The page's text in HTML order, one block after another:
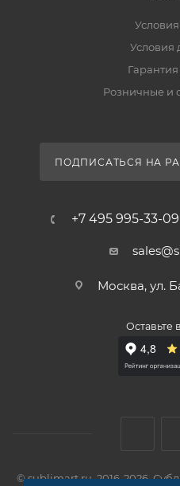
Условия
Розничные и
ПОДПИСАТЬСЯ НА
+7 495 995-33-09
Москва, ул.
Оставьте
© sublimart.ru, 2016-2026.